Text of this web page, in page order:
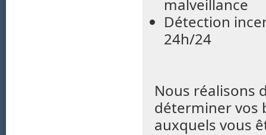
malveillance
Détection
24h/24
Nous réalisons
déterminer vos
auxquels vous